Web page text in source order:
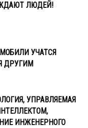
ЛЮДЕЙ!
УЧАТСЯ
ДРУГИМ
УПРАВЛЯЕМАЯ
ИНЖЕНЕРНОГО